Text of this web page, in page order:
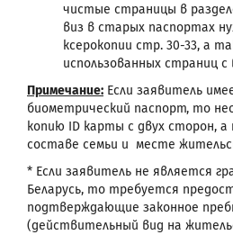
чистые страницы в
виз в старых паспортах
ксерокопии стр. 30-33, а
использованных страниц
Примечание: Если заявитель
биометрический паспорт, то
копию ID карты с двух сторон, а
составе семьи и месте
* Если заявитель не является
Беларусь, то требуется
подтверждающие законное
(действительный вид на